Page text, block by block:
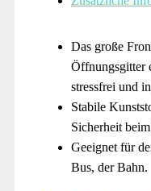
Das große
Öffnungsgitter
stressfrei und
Stabile
Sicherheit
Geeignet für
Bus, der Bahn.